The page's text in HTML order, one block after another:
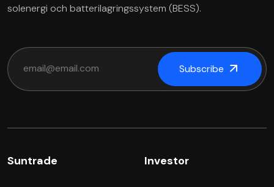
solenergi och batterilagringssystem (BESS).
Subscribe
Suntrade Investor